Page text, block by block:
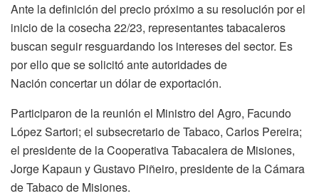
Ante la definición del precio próximo a su resolución por el
inicio de la cosecha 22/23, representantes tabacaleros
buscan seguir resguardando los intereses del sector. Es
por ello que se solicitó ante autoridades de
Nación concertar un dólar de exportación.
Participaron de la reunión el Ministro del Agro, Facundo
López Sartori; el subsecretario de Tabaco, Carlos Pereira;
el presidente de la Cooperativa Tabacalera de Misiones,
Jorge Kapaun y Gustavo Piñeiro, presidente de la Cámara
de Tabaco de Misiones.